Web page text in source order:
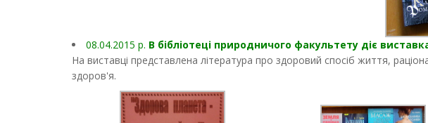
08.04.2015 р. В бібліотеці природничого факультету діє
На виставці представлена література про здоровий спосіб життя,
здоров'я.